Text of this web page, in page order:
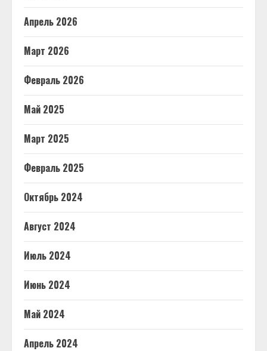
Апрель 2026
Март 2026
Февраль 2026
Май 2025
Март 2025
Февраль 2025
Октябрь 2024
Август 2024
Июль 2024
Июнь 2024
Май 2024
Апрель 2024